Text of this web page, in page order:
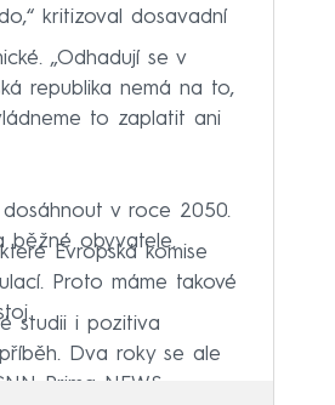
kritizoval dosavadní
„Odhadují se v
republika nemá na to,
to zaplatit ani
v roce 2050.
běžné obyvatele.
Evropská komise
Proto máme takové
studii i pozitiva
Dva roky se ale
Prima NEWS.